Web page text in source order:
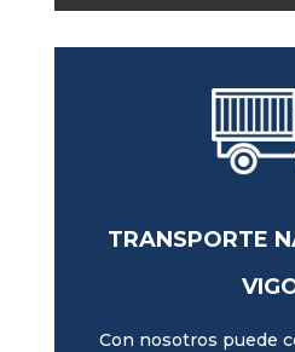
TRANSPORTE
Con nosotros puede